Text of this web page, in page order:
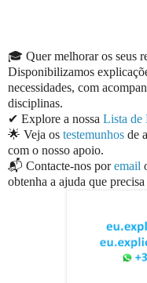
🎓 Quer melhorar os seus
Disponibilizamos
necessidades, com
disciplinas.
✔ Explore a nossa Lista de
🌟 Veja os testemunhos de
com o nosso apoio.
📬 Contacte-nos poremail
obtenha a ajuda que